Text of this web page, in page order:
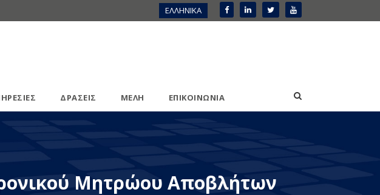
ΕΛΛΗΝΙΚΑ
ΔΡΑΣΕΙΣ ΜΕΛΗ ΕΠΙΚΟΙΝΩΝΙΑ
Μητρώου Αποβλήτων